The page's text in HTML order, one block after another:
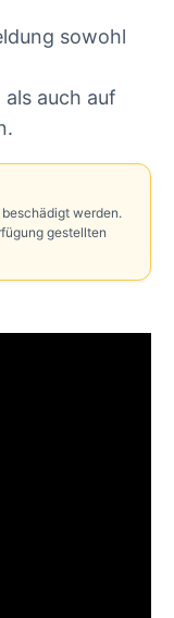
sowohl
als auch auf
werden.
gestellten